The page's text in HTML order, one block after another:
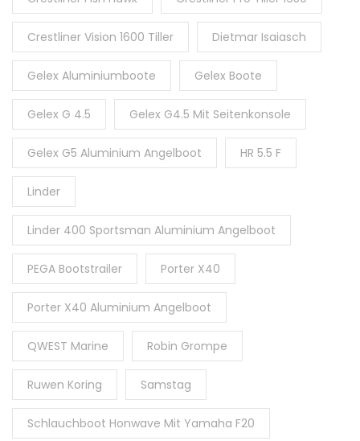
Crestliner Vision 1600 Tiller Dietmar Isaiasch
Gelex Aluminiumboote Gelex Boote
Gelex G 4.5 Gelex G4.5 Mit Seitenkonsole
Gelex G5 Aluminium Angelboot HR 5.5 F
Linder
Linder 400 Sportsman Aluminium Angelboot
PEGA Bootstrailer Porter X40
Porter X40 Aluminium Angelboot
QWEST Marine Robin Grompe
Ruwen Koring Samstag
Schlauchboot Honwave Mit Yamaha F20